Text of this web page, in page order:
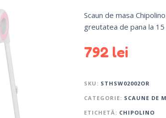
Scaun de masa
greutatea de pana la 15
792 lei
SKU: STHSW02002OR
CATEGORIE: SCAUNE DE
ETICHETĂ: CHIPOLINO